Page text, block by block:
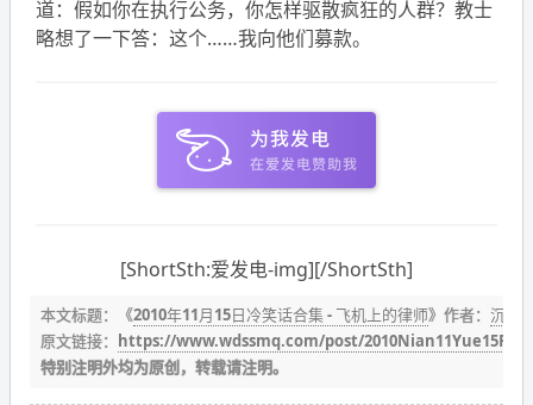
道：假如你在执行公务，你怎样驱散疯狂的人群？教士
略想了一下答：这个……我向他们募款。
[ShortSth:爱发电-img][/ShortSth]
本文标题：《2010年11月15日冷笑话合集 - 飞机上的律师》作者： 沉冰
原文链接： https://www.wdssmq.com/post/
特别注明外均为原创，转载请注明。